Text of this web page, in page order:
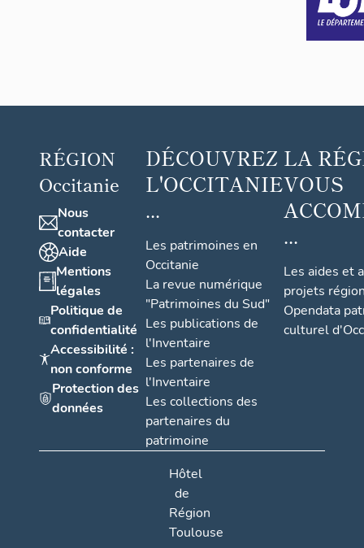
RÉGION
Occitanie
Nous
contacter
Aide
Mentions
légales
Politique de
confidentialité
Accessibilité :
non conforme
Protection des
données
DÉCOUVREZ
L'OCCITANIE
...
Les patrimoines en
Occitanie
La revue numérique
"Patrimoines du Sud"
Les publications de
l'Inventaire
Les partenaires de
l'Inventaire
Les collections des
partenaires du
patrimoine
LA
VOUS
...
Les aides et
projets
Opendata
culturel
Hôtel
de
Région
Toulouse